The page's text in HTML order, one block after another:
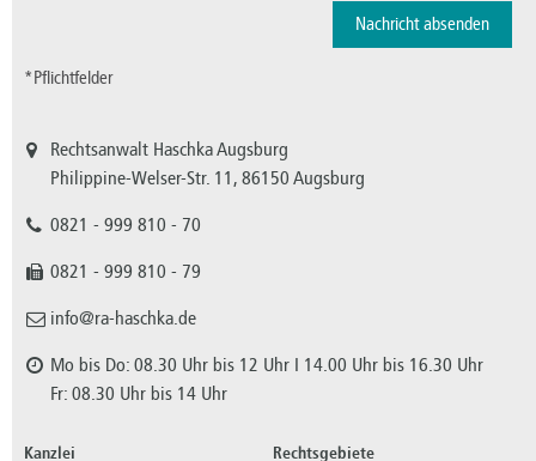
*Pflichtfelder
Rechtsanwalt Haschka Augsburg
Philippine-Welser-Str. 11, 86150 Augsburg
0821 - 999 810 - 70
0821 - 999 810 - 79
info@ra-haschka.de
Mo bis Do: 08.30 Uhr bis 12 Uhr I 14.00 Uhr bis 16.30 Uhr
Fr: 08.30 Uhr bis 14 Uhr
Kanzlei Rechtsgebiete